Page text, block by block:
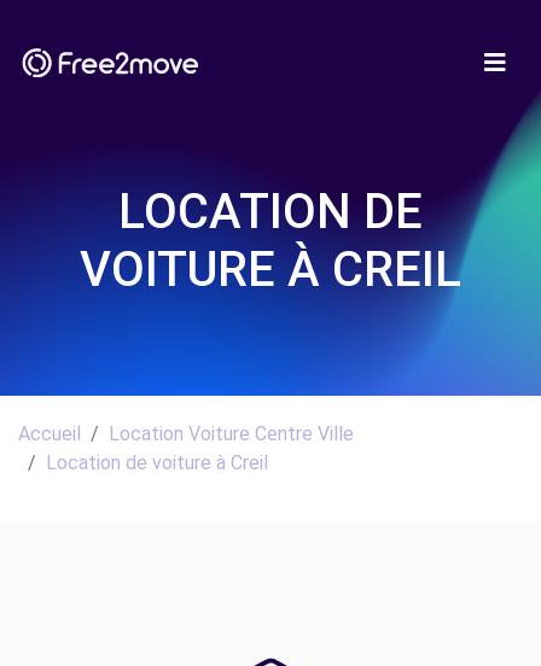
LOCATION DE
VOITURE À CREIL
Accueil
Location Voiture Centre Ville
Location de voiture à Creil